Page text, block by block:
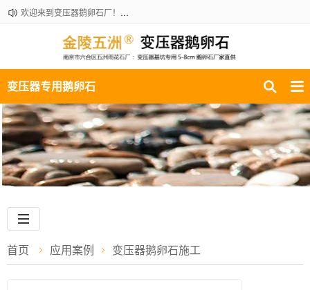
欢迎来到变压器鹅卵石厂！咨询热线：18061210301
变压器专用鹅卵石
首页 应用案例 变压器鹅卵石施工